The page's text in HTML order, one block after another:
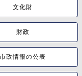
文化財
財政
市政情報の公表